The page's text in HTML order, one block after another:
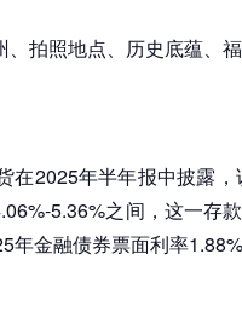
拍照地点、历史底蕴、
在2025年半年报中披露
5.36%之间，这一存
年金融债券票面利率